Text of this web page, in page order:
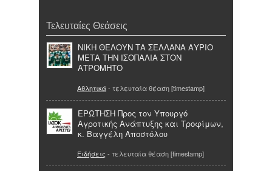
Τελευταίες Θεάσεις
ΝΙΚΗ ΘΕΛΟΥΝ ΤΑ ΣΕΛΛΑΝΑ ΑΥΡΙΟ
ΜΕΤΑ ΤΗΝ ΙΣΟΠΑΛΙΑ ΣΤΟΝ
ΑΤΡΟΜΗΤΟ
Αθλητικά- τελευταία θέαση [timestamp]
ΕΡΩΤΗΣΗ Προς τον Υπουργό
Αγροτικής Ανάπτυξης και Τροφίμων,
κ. Βαγγέλη Αποστόλου
Ειδήσεις - τελευταία θέαση [timestamp]